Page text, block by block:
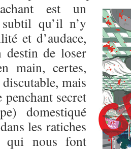
est un
qu’il n’y
et d’audace,
destin de loser
main, certes,
mais
secret
domestiqué
les ratiches
qui nous font